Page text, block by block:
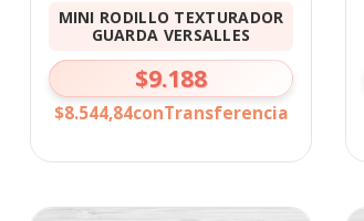
MINI RODILLO TEXTURADOR
GUARDA VERSALLES
$9.188
$8.544,84conTransferencia